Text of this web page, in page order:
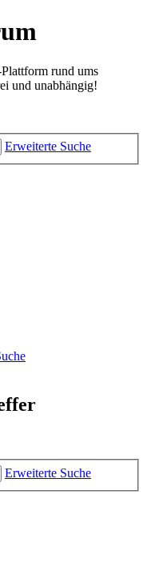
rund ums
und unabhängig!
Erweiterte Suche
Erweiterte Suche